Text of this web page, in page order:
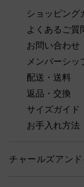
ショッピング
よくあるご質
お問い合わせ
メンバーシッ
配送・送料
返品・交換
サイズガイド
お手入れ方法
チャールズアン